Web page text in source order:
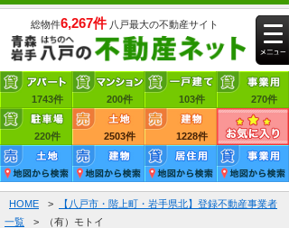
総物件6,267件八戸最大の不動産サイト
賃貸アパート
1743件 賃貸マンション
200件 賃貸一戸建て
103件 270件
賃貸事業用
220件 売買土地
2503件 売買建物
1228件
HOME >
【八戸市・階上町・岩手県北】登録不動産事業者
一覧
> （有）モトイ